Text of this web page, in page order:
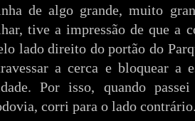
de algo grande, muito
tive a impressão de que a
lado direito do portão do
a cerca e bloquear a
Por isso, quando
corri para o lado